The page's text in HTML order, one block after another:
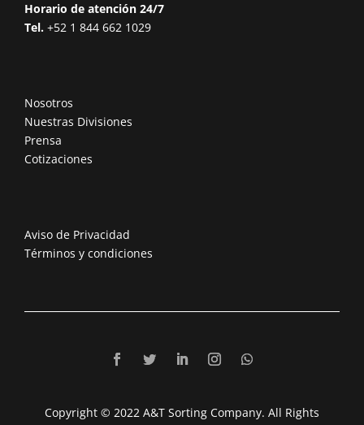
Horario de atención 24/7
Tel. +52 1 844 662 1029
Nosotros
Nuestras Divisiones
Prensa
Cotizaciones
Aviso de Privacidad
Términos y condiciones
Copyright © 2022 A&T Sorting Company. All Rights